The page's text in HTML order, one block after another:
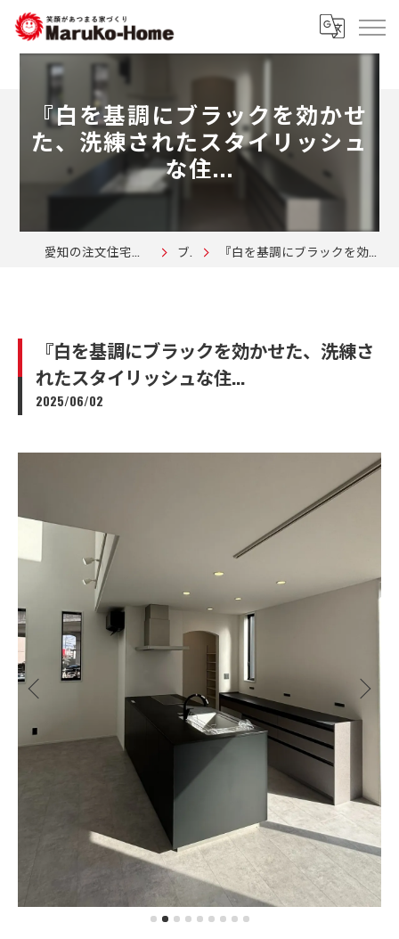
『白を基調にブラックを効かせ
た、洗練されたスタイリッシュ
な住...
愛知の注文住宅なら株式会社マルコーホーム ブログ 『白を基調にブラックを効かせた、洗練されたスタイリッシュな住...
『白を基調にブラックを効かせた、洗練さ
れたスタイリッシュな住...
2025/06/02